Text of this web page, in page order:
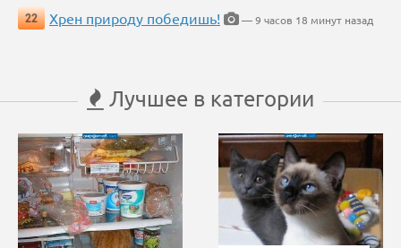
22
Хрен природу победишь! — 9 часов 18 минут назад
Лучшее в категории